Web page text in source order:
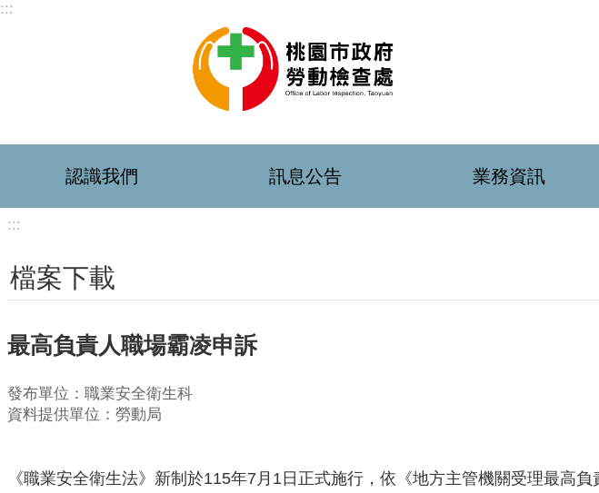
跳到主要內容區塊
:::
認識我們 訊息公告 業務資訊
:::
檔案下載
最高負責人職場霸凌申訴
發布單位：職業安全衛生科
資料提供單位：勞動局
《職業安全衛生法》新制於115年7月1日正式施行，依《地方主管機關受理最高